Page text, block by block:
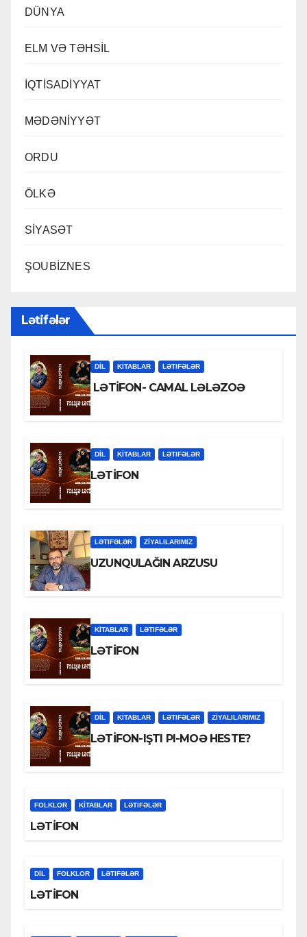
DÜNYA
ELM VƏ TƏHSİL
İQTİSADİYYAT
MƏDƏNİYYƏT
ORDU
ÖLKƏ
SİYASƏT
ŞOUBİZNES
Lətifələr
DİL KİTABLAR LƏTIFƏLƏR
LƏTİFON- CAMAL LƏLƏZOƏ
DİL KİTABLAR LƏTIFƏLƏR
LƏTİFON
LƏTIFƏLƏR ZİYALILARIMIZ
UZUNQULAĞIN ARZUSU
KİTABLAR LƏTIFƏLƏR
LƏTİFON
DİL KİTABLAR LƏTIFƏLƏR ZİYALILARIMIZ
LƏTİFON-IŞTI PI-MOƏ HESTE?
FOLKLOR KİTABLAR LƏTIFƏLƏR
LƏTİFON
DİL FOLKLOR LƏTIFƏLƏR
LƏTİFON